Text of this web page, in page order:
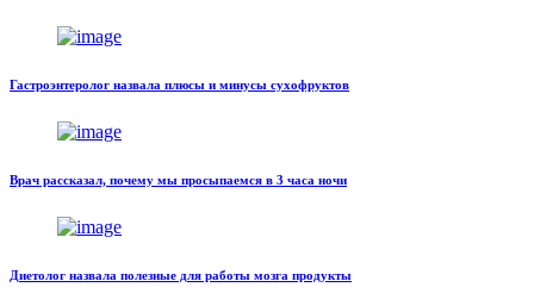
Гастроэнтеролог назвала плюсы и минусы сухофруктов
Врач рассказал, почему мы просыпаемся в 3 часа ночи
Диетолог назвала полезные для работы мозга продукты